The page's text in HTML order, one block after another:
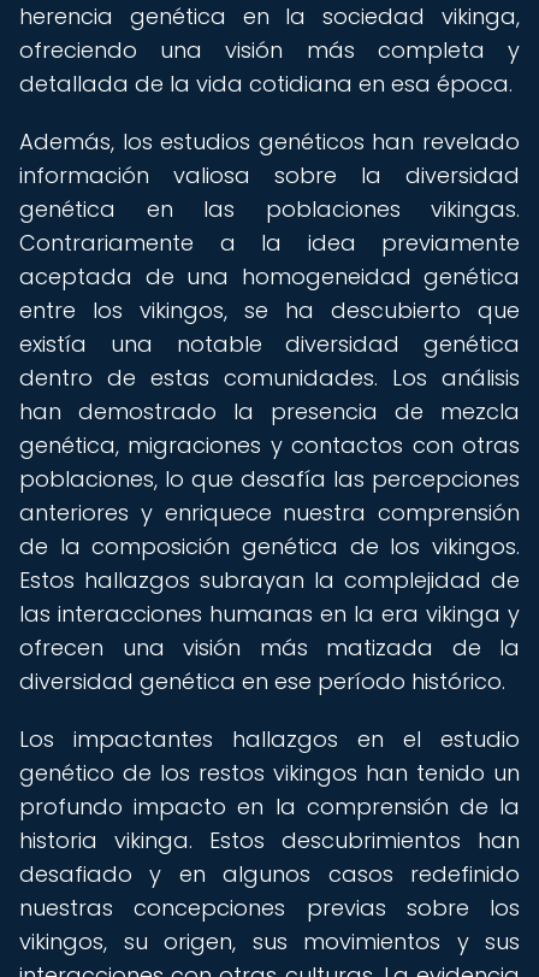
herencia genética en la sociedad vikinga,
ofreciendo una visión más completa y
detallada de la vida cotidiana en esa época.
Además, los estudios genéticos han revelado
información valiosa sobre la diversidad
genética en las poblaciones vikingas.
Contrariamente a la idea previamente
aceptada de una homogeneidad genética
entre los vikingos, se ha descubierto que
existía una notable diversidad genética
dentro de estas comunidades. Los análisis
han demostrado la presencia de mezcla
genética, migraciones y contactos con otras
poblaciones, lo que desafía las percepciones
anteriores y enriquece nuestra comprensión
de la composición genética de los vikingos.
Estos hallazgos subrayan la complejidad de
las interacciones humanas en la era vikinga y
ofrecen una visión más matizada de la
diversidad genética en ese período histórico.
Los impactantes hallazgos en el estudio
genético de los restos vikingos han tenido un
profundo impacto en la comprensión de la
historia vikinga. Estos descubrimientos han
desafiado y en algunos casos redefinido
nuestras concepciones previas sobre los
vikingos, su origen, sus movimientos y sus